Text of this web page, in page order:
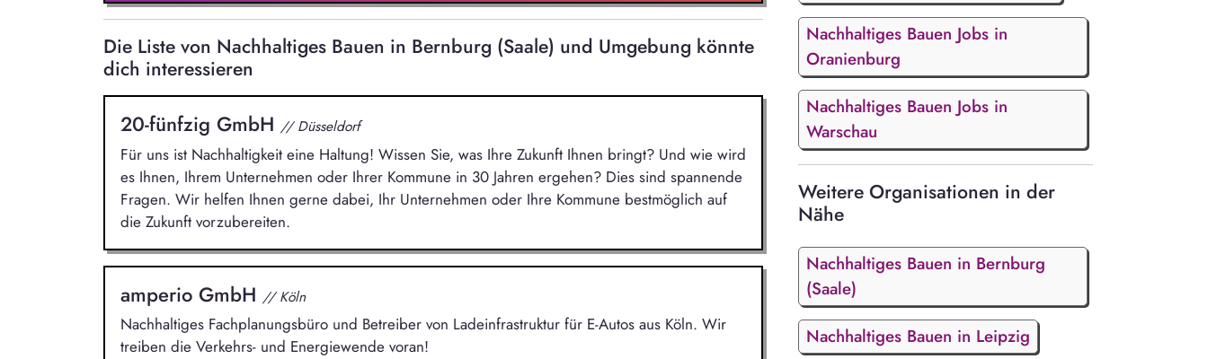
Die Liste von Nachhaltiges Bauen in Bernburg (Saale) und Umgebung könnte
dich interessieren
20-fünfzig GmbH // Düsseldorf
Für uns ist Nachhaltigkeit eine Haltung! Wissen Sie, was Ihre Zukunft Ihnen bringt? Und wie wird
es Ihnen, Ihrem Unternehmen oder Ihrer Kommune in 30 Jahren ergehen? Dies sind spannende
Fragen. Wir helfen Ihnen gerne dabei, Ihr Unternehmen oder Ihre Kommune bestmöglich auf
die Zukunft vorzubereiten.
amperio GmbH // Köln
Nachhaltiges Fachplanungsbüro und Betreiber von Ladeinfrastruktur für E-Autos aus Köln. Wir
treiben die Verkehrs- und Energiewende voran!
Nachhaltiges Bauen Jobs in
Oranienburg
Nachhaltiges Bauen Jobs in
Warschau
Weitere Organisationen in der
Nähe
Nachhaltiges Bauen in Bernburg
(Saale)
Nachhaltiges Bauen in Leipzig